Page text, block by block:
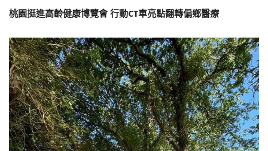
桃園挺進高齡健康博覽會 行動CT車亮點翻轉偏鄉醫療